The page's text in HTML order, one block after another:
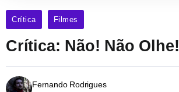
Crítica Filmes
Crítica: Não! Não Olhe!
Fernando Rodrigues